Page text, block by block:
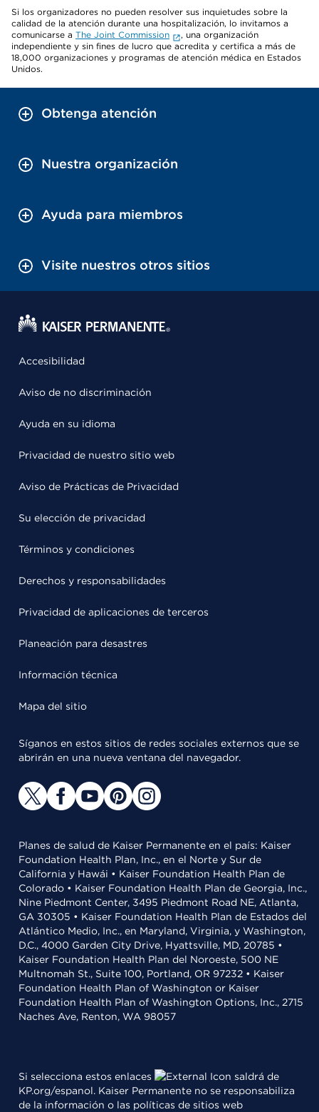
Si los organizadores no pueden resolver sus inquietudes sobre la
calidad de la atención durante una hospitalización, lo invitamos a
comunicarse a The Joint Commission
, una organización
independiente y sin fines de lucro que acredita y certifica a más de
18,000 organizaciones y programas de atención médica en Estados
Unidos.
Obtenga atención
Nuestra organización
Ayuda para miembros
Visite nuestros otros sitios
Accesibilidad
Aviso de no discriminación
Ayuda en su idioma
Privacidad de nuestro sitio web
Aviso de Prácticas de Privacidad
Su elección de privacidad
Términos y condiciones
Derechos y responsabilidades
Privacidad de aplicaciones de terceros
Planeación para desastres
Información técnica
Mapa del sitio
Síganos en estos sitios de redes sociales externos que se
abrirán en una nueva ventana del navegador.
Planes de salud de Kaiser Permanente en el país: Kaiser
Foundation Health Plan, Inc., en el Norte y Sur de
California y Hawái • Kaiser Foundation Health Plan de
Colorado • Kaiser Foundation Health Plan de Georgia, Inc.,
Nine Piedmont Center, 3495 Piedmont Road NE, Atlanta,
GA 30305 • Kaiser Foundation Health Plan de Estados del
Atlántico Medio, Inc., en Maryland, Virginia, y Washington,
D.C., 4000 Garden City Drive, Hyattsville, MD, 20785 •
Kaiser Foundation Health Plan del Noroeste, 500 NE
Multnomah St., Suite 100, Portland, OR 97232 • Kaiser
Foundation Health Plan of Washington or Kaiser
Foundation Health Plan of Washington Options, Inc., 2715
Naches Ave, Renton, WA 98057
Si selecciona estos enlaces
saldrá de
KP.org/espanol. Kaiser Permanente no se responsabiliza
de la información o las políticas de sitios web